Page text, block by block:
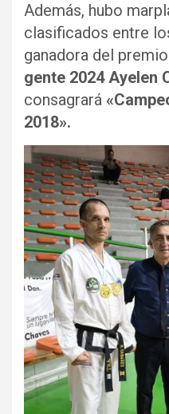
Además, hubo
clasificados entre
ganadora del premio
gente 2024 Ayelen
consagrará
2018».